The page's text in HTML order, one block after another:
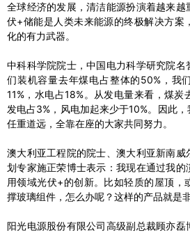
全球经济的发展，清洁能源扮演着越来
伏+储能是人类未来能源的终极解决方案
化的有力武器。
中科科学院院士，中国电力科学研究院
们装机容量去年煤电占整体的50%，我
11%，水电占18%。从发电量来看，煤
发电占3%，风电加起来少于10%。因此
任重道远，全靠在座的大家共同努力。
澳大利亚工程院的院士、澳大利亚新南
划专家施正荣博士表示：我现在通过我的
用领域光伏+的创新。比如轻质的屋顶，
撑玻璃组件，怎么办呢？这样的产品就是
阳光电源股份有限公司高级副总裁顾亦磊